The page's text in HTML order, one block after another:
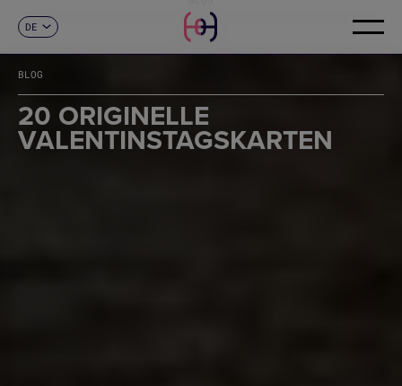
EN
FR
DE
IT
PT
KONTAKT
BLOG
20 ORIGINELLE
VALENTINSTAGSKARTEN